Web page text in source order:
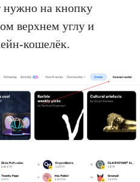
нужно на кнопку
верхнем углу и
кошелёк.